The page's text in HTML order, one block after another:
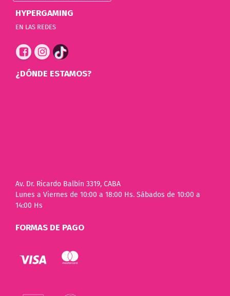
HYPERGAMING
EN LAS REDES
¿DÓNDE ESTAMOS?
Av. Dr. Ricardo Balbín 3319, CABA
Lunes a Viernes de 10:00 a 18:00 Hs. Sábados de 10:00 a
14:00 Hs
FORMAS DE PAGO